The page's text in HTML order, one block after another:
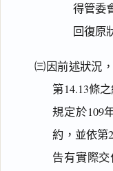
得管委
回復原
㈢因前述狀況
第14.13條
規定於109
約，並依第
告有實際